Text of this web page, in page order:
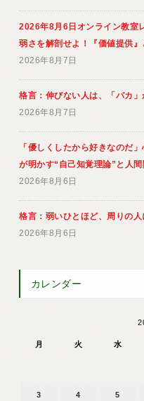
2026年8月6日オンライン教室
弱さを解剖せよ！『価値提供
2026年8月7日
格言：伸びない人は、「バカ
2026年8月7日
「優しくしたから好きなのだ
が明かす“自己知覚理論”と人
2026年8月6日
格言：弱いひとほど、周りの人
2026年8月6日
カレンダー
月 火 水
3 4 5